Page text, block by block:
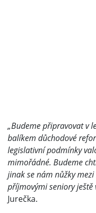
„Budeme připravovat v
balíkem důchodové
legislativní podmínky
mimořádné. Budeme
jinak se nám nůžky
příjmovými seniory ještě
Jurečka.